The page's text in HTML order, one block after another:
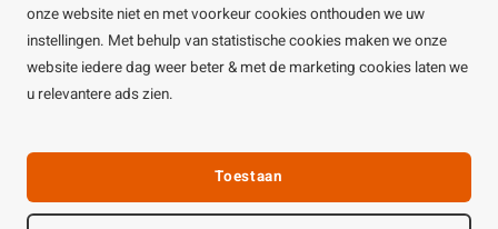
onze website niet en met voorkeur cookies onthouden we uw
instellingen. Met behulp van statistische cookies maken we onze
website iedere dag weer beter & met de marketing cookies laten we
u relevantere ads zien.
Toestaan